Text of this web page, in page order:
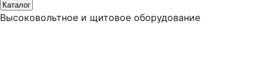
Каталог
Высоковольтное и щитовое оборудование